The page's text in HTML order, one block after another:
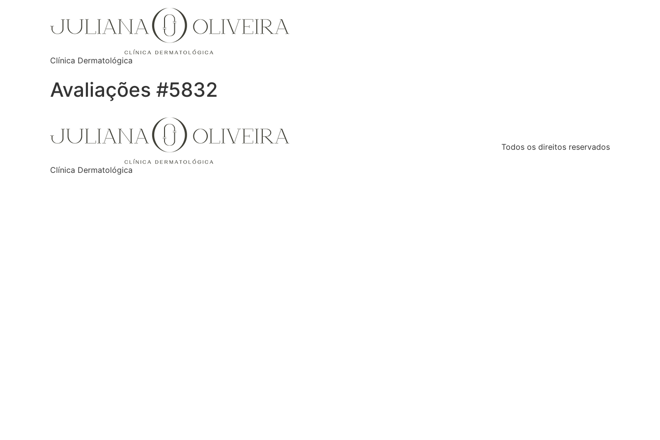
Clínica Dermatológica
Avaliações #5832
Clínica Dermatológica
Todos os direitos reservados